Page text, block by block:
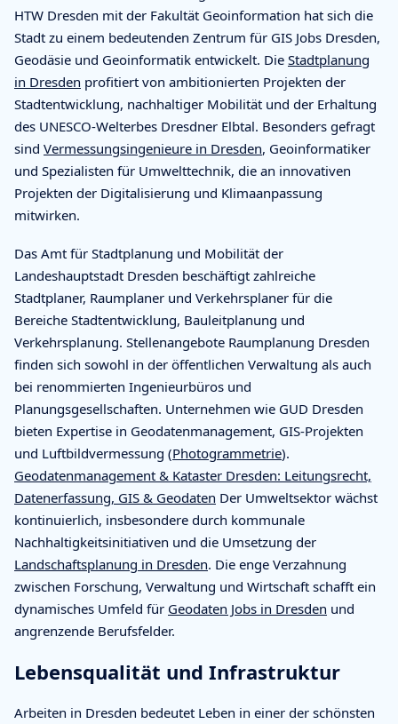
HTW Dresden mit der Fakultät Geoinformation hat sich die
Stadt zu einem bedeutenden Zentrum für GIS Jobs Dresden,
Geodäsie und Geoinformatik entwickelt. Die Stadtplanung
in Dresden profitiert von ambitionierten Projekten der
Stadtentwicklung, nachhaltiger Mobilität und der Erhaltung
des UNESCO-Welterbes Dresdner Elbtal. Besonders gefragt
sind Vermessungsingenieure in Dresden, Geoinformatiker
und Spezialisten für Umwelttechnik, die an innovativen
Projekten der Digitalisierung und Klimaanpassung
mitwirken.
Das Amt für Stadtplanung und Mobilität der
Landeshauptstadt Dresden beschäftigt zahlreiche
Stadtplaner, Raumplaner und Verkehrsplaner für die
Bereiche Stadtentwicklung, Bauleitplanung und
Verkehrsplanung. Stellenangebote Raumplanung Dresden
finden sich sowohl in der öffentlichen Verwaltung als auch
bei renommierten Ingenieurbüros und
Planungsgesellschaften. Unternehmen wie GUD Dresden
bieten Expertise in Geodatenmanagement, GIS-Projekten
und Luftbildvermessung (Photogrammetrie).
Geodatenmanagement & Kataster Dresden: Leitungsrecht,
Datenerfassung, GIS & Geodaten Der Umweltsektor wächst
kontinuierlich, insbesondere durch kommunale
Nachhaltigkeitsinitiativen und die Umsetzung der
Landschaftsplanung in Dresden. Die enge Verzahnung
zwischen Forschung, Verwaltung und Wirtschaft schafft ein
dynamisches Umfeld für Geodaten Jobs in Dresden und
angrenzende Berufsfelder.
Lebensqualität und Infrastruktur
Arbeiten in Dresden bedeutet Leben in einer der schönsten